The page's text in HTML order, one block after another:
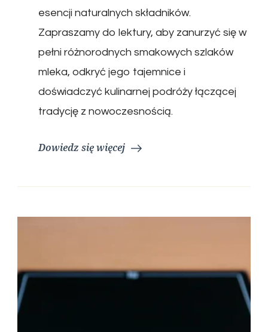
esencji naturalnych składników.
Zapraszamy do lektury, aby zanurzyć się w
pełni różnorodnych smakowych szlaków
mleka, odkryć jego tajemnice i
doświadczyć kulinarnej podróży łączącej
tradycję z nowoczesnością.
Dowiedz się więcej